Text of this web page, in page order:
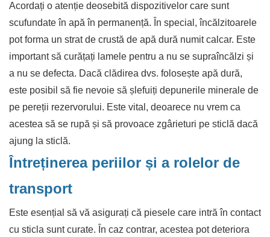
Acordați o atenție deosebită dispozitivelor care sunt
scufundate în apă în permanență. În special, încălzitoarele
pot forma un strat de crustă de apă dură numit calcar. Este
important să curățați lamele pentru a nu se supraîncălzi și
a nu se defecta. Dacă clădirea dvs. folosește apă dură,
este posibil să fie nevoie să șlefuiți depunerile minerale de
pe pereții rezervorului. Este vital, deoarece nu vrem ca
acestea să se rupă și să provoace zgârieturi pe sticlă dacă
ajung la sticlă.
Întreținerea periilor și a rolelor de
transport
Este esențial să vă asigurați că piesele care intră în contact
cu sticla sunt curate. În caz contrar, acestea pot deteriora